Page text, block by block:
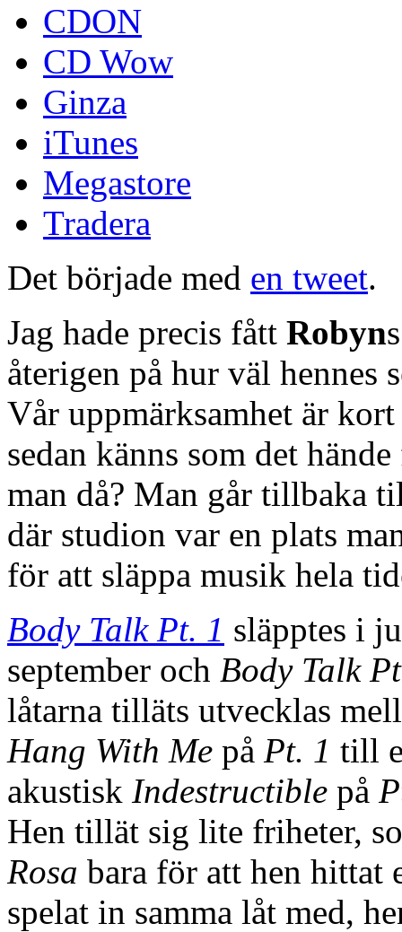
CDON
CD Wow
Ginza
iTunes
Megastore
Tradera
Det började med en tweet.
Jag hade precis fått Robyn
återigen på hur väl hennes
Vår uppmärksamhet är
sedan känns som det
man då? Man går tillbaka
där studion var en plats
för att släppa musik hela
Body Talk Pt. 1 släpptes i
september och Body Talk
låtarna tilläts utvecklas
Hang With Me på Pt. 1 till
akustisk Indestructible på
Hen tillät sig lite friheter,
Rosa bara för att hen hittat
spelat in samma låt med,